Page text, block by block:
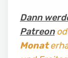
Dann
Patreon
Monat